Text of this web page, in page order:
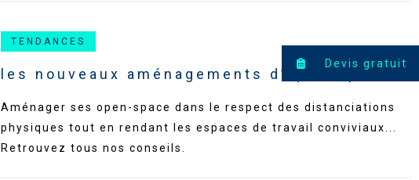
TENDANCES
les nouveaux aménagements d’open-space
Aménager ses open-space dans le respect des distanciations
physiques tout en rendant les espaces de travail conviviaux...
Retrouvez tous nos conseils.
Devis gratuit